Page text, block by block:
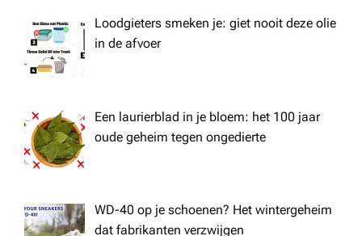
Loodgieters smeken je: giet nooit deze olie
in de afvoer
Een laurierblad in je bloem: het 100 jaar
oude geheim tegen ongedierte
WD-40 op je schoenen? Het wintergeheim
dat fabrikanten verzwijgen